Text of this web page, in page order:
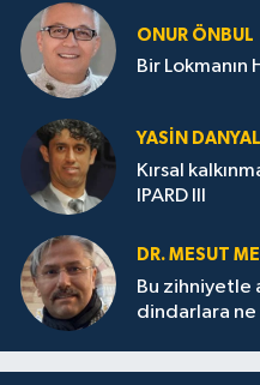
ONUR ÖNBUL
Bir Lokmanın
YASIN DANYAL
Kırsal
IPARD III
DR. MESUT
Bu zihniyetle
dindarlara